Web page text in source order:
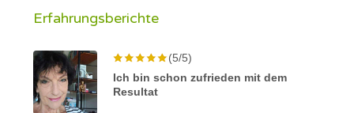
Erfahrungsberichte
(5/5)
Ich bin schon zufrieden mit dem
Resultat